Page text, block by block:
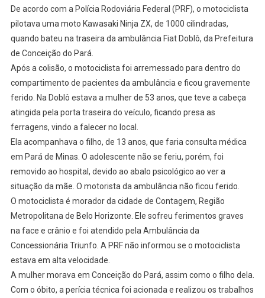
De acordo com a Polícia Rodoviária Federal (PRF), o motociclista
pilotava uma moto Kawasaki Ninja ZX, de 1000 cilindradas,
quando bateu na traseira da ambulância Fiat Doblô, da Prefeitura
de Conceição do Pará.
Após a colisão, o motociclista foi arremessado para dentro do
compartimento de pacientes da ambulância e ficou gravemente
ferido. Na Doblô estava a mulher de 53 anos, que teve a cabeça
atingida pela porta traseira do veículo, ficando presa as
ferragens, vindo a falecer no local.
Ela acompanhava o filho, de 13 anos, que faria consulta médica
em Pará de Minas. O adolescente não se feriu, porém, foi
removido ao hospital, devido ao abalo psicológico ao ver a
situação da mãe. O motorista da ambulância não ficou ferido.
O motociclista é morador da cidade de Contagem, Região
Metropolitana de Belo Horizonte. Ele sofreu ferimentos graves
na face e crânio e foi atendido pela Ambulância da
Concessionária Triunfo. A PRF não informou se o motociclista
estava em alta velocidade.
A mulher morava em Conceição do Pará, assim como o filho dela.
Com o óbito, a perícia técnica foi acionada e realizou os trabalhos